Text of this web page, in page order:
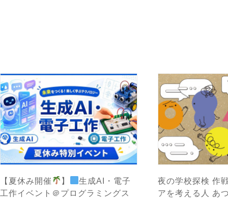
【夏休み開催 】
生成AI・電子
工作イベント＠プログラミングス
夜の学校探検 作
アを考える人 あ